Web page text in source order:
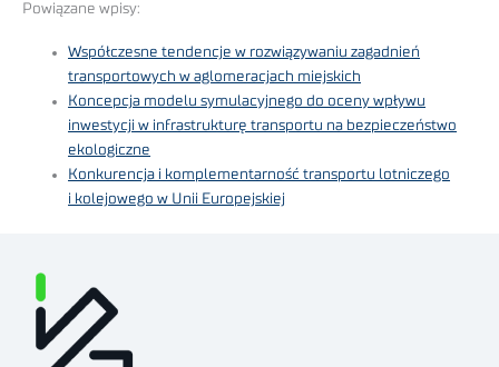
Powiązane wpisy:
Współczesne tendencje w rozwiązywaniu zagadnień
transportowych w aglomeracjach miejskich
Koncepcja modelu symulacyjnego do oceny wpływu
inwestycji w infrastrukturę transportu na bezpieczeństwo
ekologiczne
Konkurencja i komplementarność transportu lotniczego
i kolejowego w Unii Europejskiej